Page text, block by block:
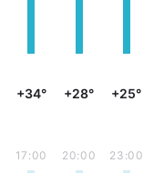
+34° +28° +25°
17:00 20:00 23:00